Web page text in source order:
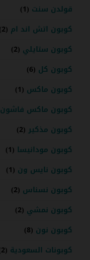
قولدن سنت (1)
كوبون اتش اند ام (2)
كوبون ستايلي (2)
كوبون كل (6)
كوبون ماكس (1)
كوبون ماكس فاشون
كوبون مذكير (2)
كوبون مودانيسا (1)
كوبون نايس ون (1)
كوبون نسناس (2)
كوبون نمشي (2)
كوبون نون (8)
كوبونات السعودية (2)